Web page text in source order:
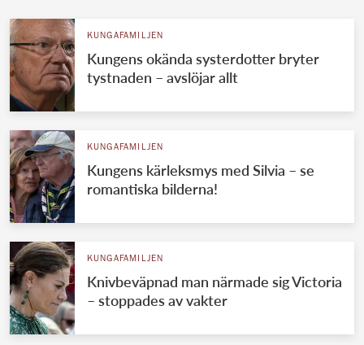
KUNGAFAMILJEN
Kungens okända systerdotter bryter
tystnaden – avslöjar allt
KUNGAFAMILJEN
Kungens kärleksmys med Silvia – se
romantiska bilderna!
KUNGAFAMILJEN
Knivbeväpnad man närmade sig Victoria
– stoppades av vakter